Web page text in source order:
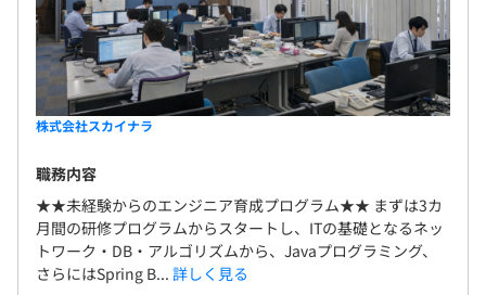
株式会社スカイナラ
職務内容
★★未経験からのエンジニア育成プログラム★★ まずは3カ
月間の研修プログラムからスタートし、ITの基礎となるネッ
トワーク・DB・アルゴリズムから、Javaプログラミング、
さらにはSpring B... 詳しく見る